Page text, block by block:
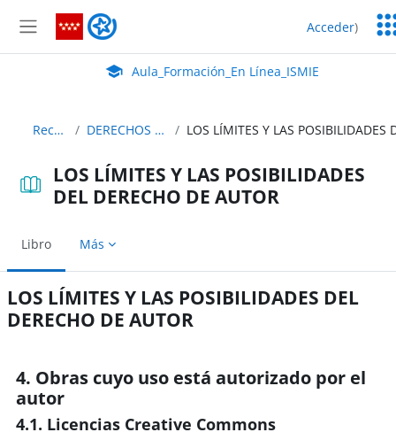
Panel lateral
Aula_Formación_En Línea_ISMIE Acceder)
Aula Virtual de EducaMadrid:
Aula_Formación_En Línea_ISMIE
Recursos DERECHOS DE AUTOR
LOS LÍMITES Y LAS POSIBILIDADES
DEL DERECHO DE AUTOR
Libro Más
LOS LÍMITES Y LAS POSIBILIDADES DEL
DERECHO DE AUTOR
4. Obras cuyo uso está autorizado por el
autor
4.1. Licencias Creative Commons